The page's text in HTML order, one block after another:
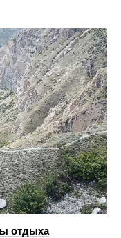
отдыха